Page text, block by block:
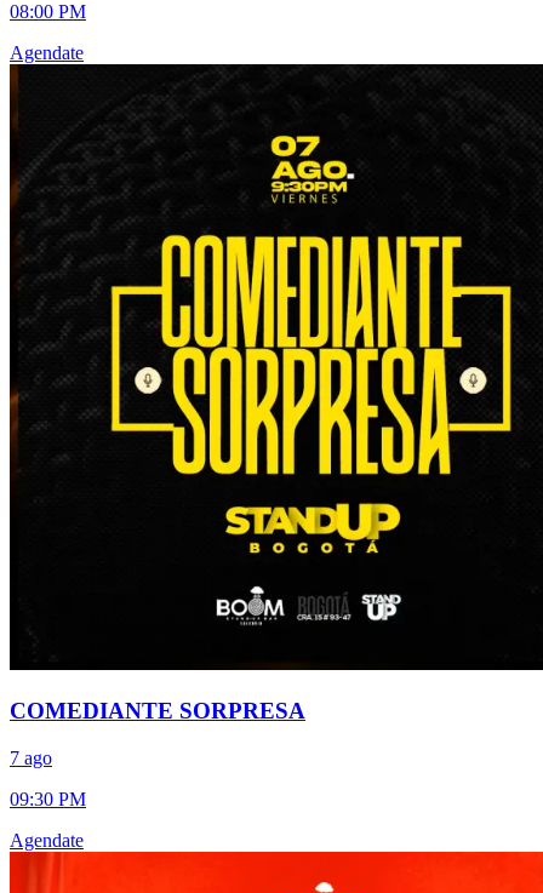
08:00 PM
Agendate
COMEDIANTE SORPRESA
7 ago
09:30 PM
Agendate